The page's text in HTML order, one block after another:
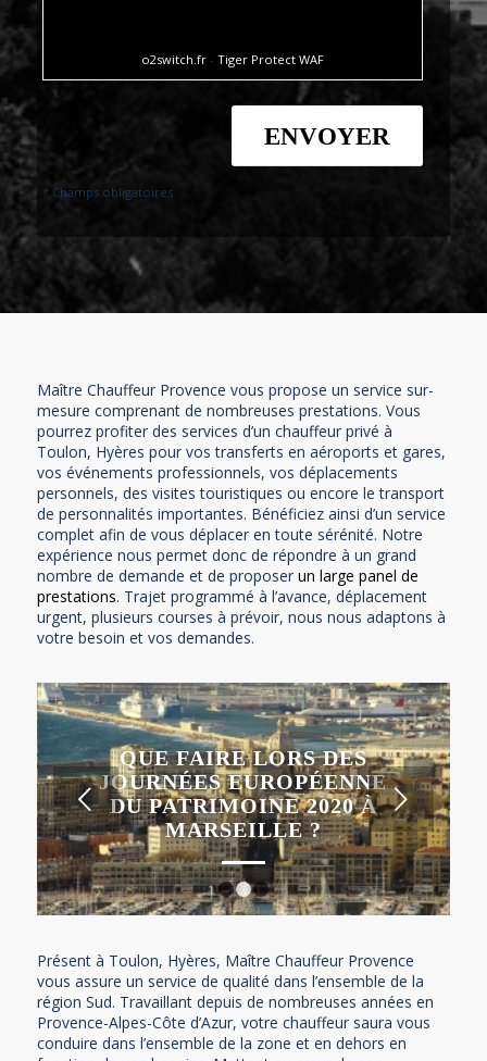
o2switch.fr- Tiger Protect WAF
* Champs obligatoires
Maître Chauffeur Provence vous propose un service sur-
mesure comprenant de nombreuses prestations. Vous
pourrez profiter des services d’un chauffeur privé à
Toulon, Hyères pour vos transferts en aéroports et gares,
vos événements professionnels, vos déplacements
personnels, des visites touristiques ou encore le transport
de personnalités importantes. Bénéficiez ainsi d’un service
complet afin de vous déplacer en toute sérénité. Notre
expérience nous permet donc de répondre à un grand
nombre de demande et de proposer un large panel de
prestations. Trajet programmé à l’avance, déplacement
urgent, plusieurs courses à prévoir, nous nous adaptons à
votre besoin et vos demandes.
QUE FAIRE LORS DES
JOURNÉES EUROPÉENNE
DU PATRIMOINE 2020 À
MARSEILLE ?
1 2 3
Présent à Toulon, Hyères, Maître Chauffeur Provence
vous assure un service de qualité dans l’ensemble de la
région Sud. Travaillant depuis de nombreuses années en
Provence-Alpes-Côte d’Azur, votre chauffeur saura vous
conduire dans l’ensemble de la zone et en dehors en